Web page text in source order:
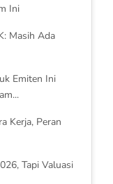
Ini
Masih Ada
Emiten Ini
Kerja, Peran
Tapi Valuasi